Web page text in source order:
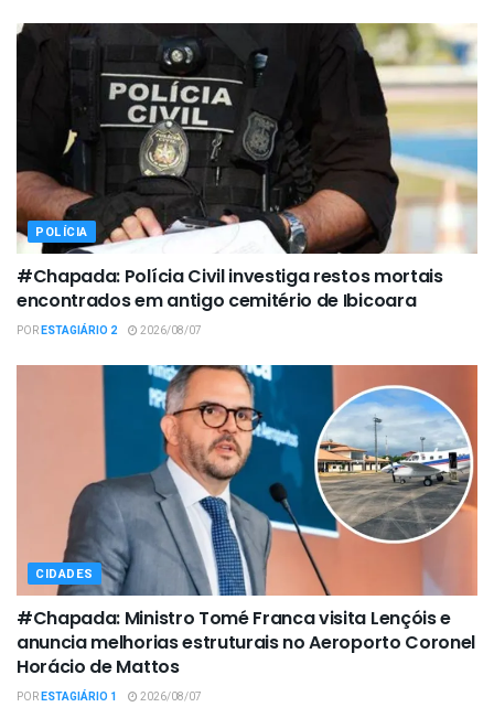
POLÍCIA
#Chapada: Polícia Civil investiga restos mortais
encontrados em antigo cemitério de Ibicoara
PORESTAGIÁRIO 2 2026/08/07
CIDADES
#Chapada: Ministro Tomé Franca visita Lençóis e
anuncia melhorias estruturais no Aeroporto Coronel
Horácio de Mattos
PORESTAGIÁRIO 1 2026/08/07